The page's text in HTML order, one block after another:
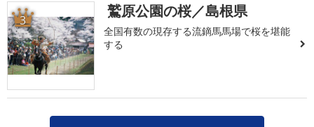
3 鷲原公園の桜／島根県
全国有数の現存する流鏑馬馬場で桜を堪能
する